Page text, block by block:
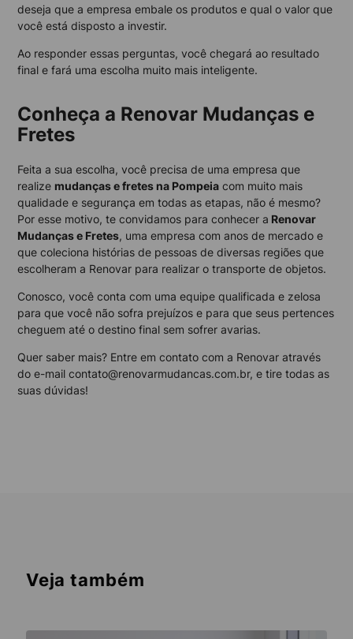
deseja que a empresa embale os produtos e qual o valor que
você está disposto a investir.
Ao responder essas perguntas, você chegará ao resultado
final e fará uma escolha muito mais inteligente.
Conheça a Renovar Mudanças e
Fretes
Feita a sua escolha, você precisa de uma empresa que
realize mudanças e fretes na Pompeia com muito mais
qualidade e segurança em todas as etapas, não é mesmo?
Por esse motivo, te convidamos para conhecer a Renovar
Mudanças e Fretes, uma empresa com anos de mercado e
que coleciona histórias de pessoas de diversas regiões que
escolheram a Renovar para realizar o transporte de objetos.
Conosco, você conta com uma equipe qualificada e zelosa
para que você não sofra prejuízos e para que seus pertences
cheguem até o destino final sem sofrer avarias.
Quer saber mais? Entre em contato com a Renovar através
do e-mail contato@renovarmudancas.com.br, e tire todas as
suas dúvidas!
Veja também